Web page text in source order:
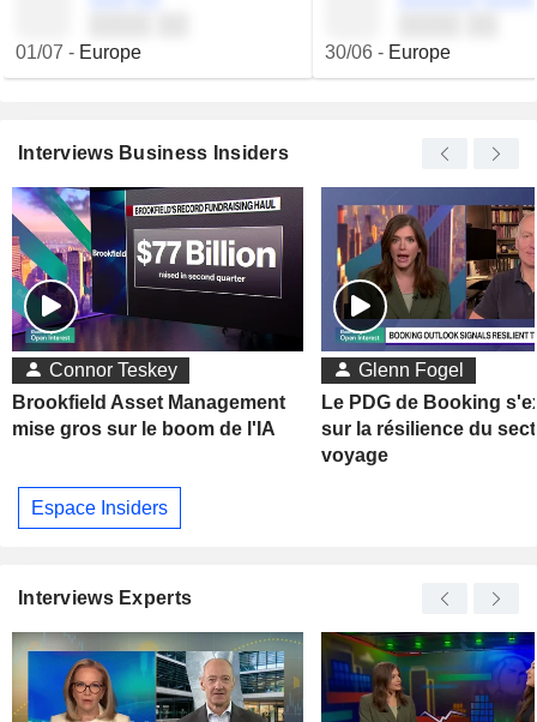
01/07 - Europe 30/06- Europe
Interviews Business Insiders
Connor Teskey
Brookfield Asset Management
mise gros sur le boom de l'IA
Glenn Fogel
Le PDG de Booking
sur la résilience du
voyage
Espace Insiders
Interviews Experts